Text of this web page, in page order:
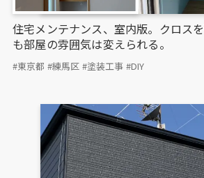
住宅メンテナンス、室内版。クロス
も部屋の雰囲気は変えられる。
#東京都 #練馬区 #塗装工事 #DIY